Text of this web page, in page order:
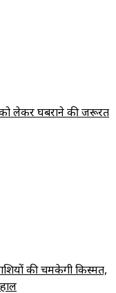
को लेकर घबराने की जरूरत
की चमकेगी किस्मत,